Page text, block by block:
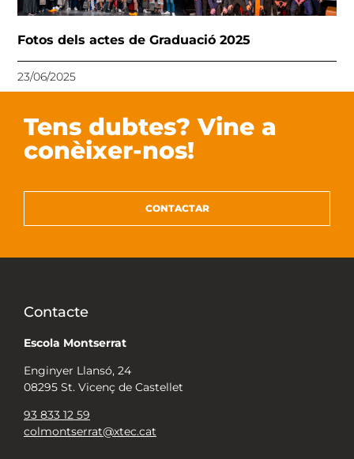
Fotos dels actes de Graduació 2025
23/06/2025
Tens dubtes? Vine a
conèixer-nos!
CONTACTAR
Contacte
Escola Montserrat
Enginyer Llansó, 24
08295 St. Vicenç de Castellet
93 833 12 59
colmontserrat@xtec.cat